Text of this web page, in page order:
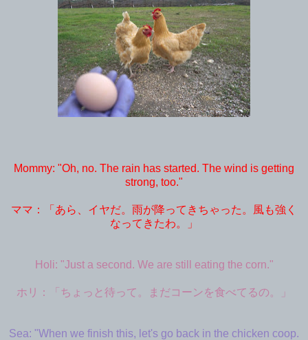
Mommy: "Oh, no. The rain has started. The wind is getting
strong, too."
ママ：「あら、イヤだ。雨が降ってきちゃった。風も強く
なってきたわ。」
Holi: "Just a second. We are still eating the corn."
ホリ：「ちょっと待って。まだコーンを食べてるの。」
Sea: "When we finish this, let's go back in the chicken coop.